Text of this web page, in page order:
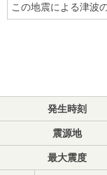
この地震による津波
発生時刻
震源地
最大震度